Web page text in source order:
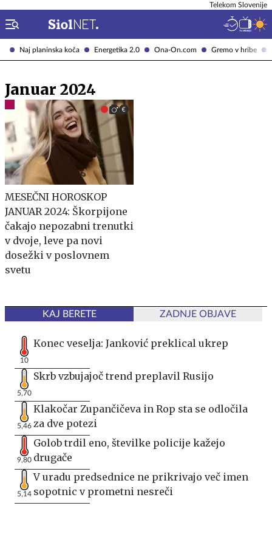
Naj planinska koča Energetika 2.0 Ona-On.com Gremo v hribe
Telekom Slovenije
Januar 2024
MESEČNI HOROSKOP
JANUAR 2024: Škorpijone
čakajo nepozabni trenutki
v dvoje, leve pa novi
dosežki v poslovnem
svetu
KAJ BERETE ZADNJE OBJAVE
10
Konec veselja: Janković preklical ukrep
5,70
Skrb vzbujajoč trend preplavil Rusijo
5,46
Klakočar Zupančičeva in Rop sta se odločila
za dve potezi
9,80
Golob trdil eno, številke policije kažejo
drugače
5,14
V uradu predsednice ne prikrivajo več imen
sopotnic v prometni nesreči